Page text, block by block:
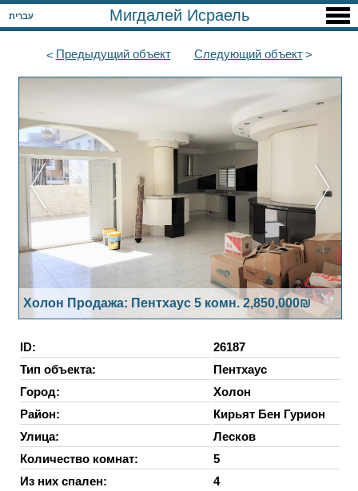
עברית Мигдалей Исраель
Предыдущийобъект Следующийобъект
Холон Продажа: Пентхаус 5 комн. 2,850,000₪
ID:
26187
Тип объекта:
Пентхаус
Город:
Холон
Район:
Кирьят Бен Гурион
Улица:
Лесков
Количество комнат:
5
Из них спален:
4